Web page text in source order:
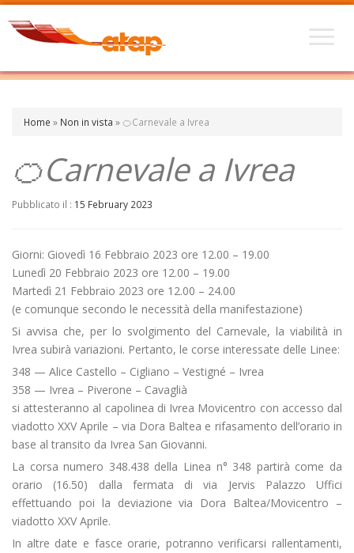
Home » Non in vista »🍊Carnevale a Ivrea
🍊Carnevale a Ivrea
Pubblicato il : 15 February 2023
Giorni: Giovedì 16 Febbraio 2023 ore 12.00 – 19.00
Lunedì 20 Febbraio 2023 ore 12.00 – 19.00
Martedì 21 Febbraio 2023 ore 12.00 – 24.00
(e comunque secondo le necessità della manifestazione)
Si avvisa che, per lo svolgimento del Carnevale, la viabilità in
Ivrea subirà variazioni. Pertanto, le corse interessate delle Linee:
348 — Alice Castello – Cigliano – Vestigné – Ivrea
358 — Ivrea – Piverone – Cavaglià
si attesteranno al capolinea di Ivrea Movicentro con accesso dal
viadotto XXV Aprile – via Dora Baltea e rifasamento dell’orario in
base al transito da Ivrea San Giovanni.
La corsa numero 348.438 della Linea n° 348 partirà come da
orario (16.50) dalla fermata di via Jervis Palazzo Uffici
effettuando poi la deviazione via Dora Baltea/Movicentro –
viadotto XXV Aprile.
In altre date e fasce orarie, potranno verificarsi rallentamenti,